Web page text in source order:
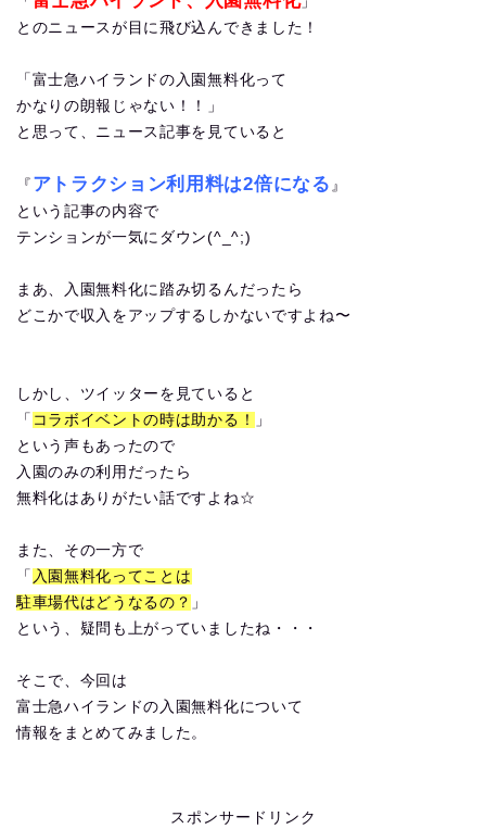
とのニュースが目に飛び込んできました！
「富士急ハイランドの入園無料化って
かなりの朗報じゃない！！」
と思って、ニュース記事を見ていると
『 アトラクション利用料は2倍になる 』
という記事の内容で
テンションが一気にダウン(^_^;)
まあ、入園無料化に踏み切るんだったら
どこかで収入をアップするしかないですよね〜
しかし、ツイッターを見ていると
「 コラボイベントの時は助かる！
」
という声もあったので
入園のみの利用だったら
無料化はありがたい話ですよね☆
また、その一方で
「 入園無料化ってことは
駐車場代はどうなるの？ 」
という、疑問も上がっていましたね・・・
そこで、今回は
富士急ハイランドの入園無料化について
情報をまとめてみました。
スポンサードリンク